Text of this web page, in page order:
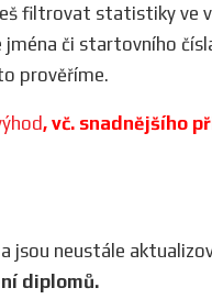
filtrovat statistiky ve
či startovního
prověříme.
, vč. snadnějšího
jsou neustále
diplomů.